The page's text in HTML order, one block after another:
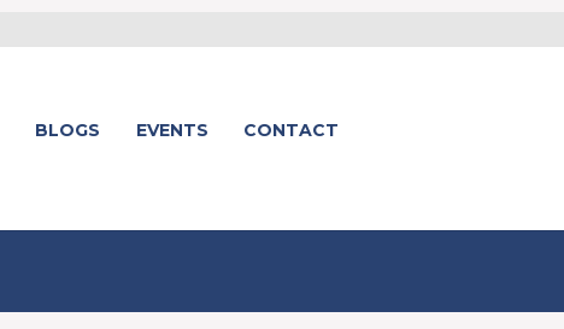
BLOGS EVENTS CONTACT